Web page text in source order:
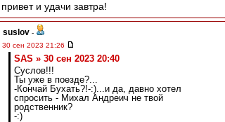
привет и удачи завтра!
suslov -
30 сен 2023 21:26
SAS » 30 сен 2023 20:40
Суслов!!!
Ты уже в поезде?...
-Кончай Бухать?!-:)...и да, давно хотел
спросить - Михал Андреич не твой
родственник?
-:)